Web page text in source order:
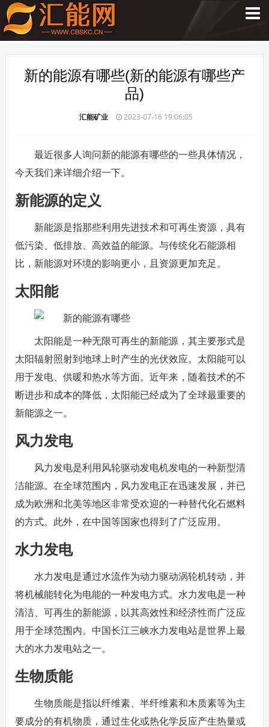
新的能源有哪些(新的能源有哪些产
品)
汇能矿业 2023-07-16 19:06:05
最近很多人询问新的能源有哪些的一些具体情况，
今天我们来详细介绍一下。
新能源的定义
新能源是指那些利用先进技术和可再生资源，具有
低污染、低排放、高效益的能源。与传统化石能源相
比，新能源对环境的影响更小，且资源更加充足。
太阳能
太阳能是一种无限可再生的新能源，其主要形式是
太阳辐射照射到地球上时产生的光伏效应。太阳能可以
用于发电、供暖和热水等方面。近年来，随着技术的不
断进步和成本的降低，太阳能已经成为了全球最重要的
新能源之一。
风力发电
风力发电是利用风轮驱动发电机发电的一种新型清
洁能源。在全球范围内，风力发电正在迅速发展，并已
成为欧洲和北美等地区非常受欢迎的一种替代化石燃料
的方式。此外，在中国等国家也得到了广泛应用。
水力发电
水力发电是通过水流作为动力驱动涡轮机转动，并
将机械能转化为电能的一种发电方式。水力发电是一种
清洁、可再生的新能源，以其高效性和经济性而广泛应
用于全球范围内。中国长江三峡水力发电站是世界上最
大的水力发电站之一。
生物质能
生物质能是指以纤维素、半纤维素和木质素等为主
要成分的有机物质，通过生化或热化学反应产生热量或